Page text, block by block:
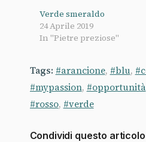
Verde smeraldo
24 Aprile 2019
In "Pietre preziose"
Tags: #arancione, #blu,
#mypassion, #opportunità
#rosso, #verde
Condividi questo articolo